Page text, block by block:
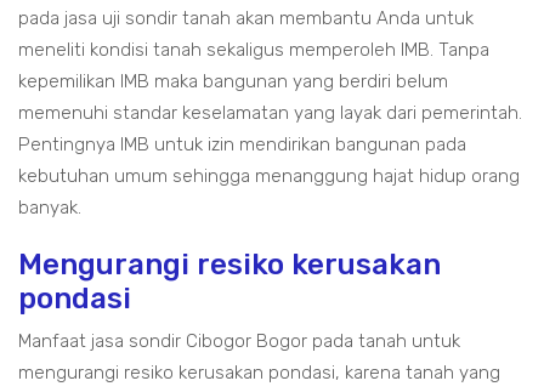
pada jasa uji sondir tanah akan membantu Anda untuk
meneliti kondisi tanah sekaligus memperoleh IMB. Tanpa
kepemilikan IMB maka bangunan yang berdiri belum
memenuhi standar keselamatan yang layak dari pemerintah.
Pentingnya IMB untuk izin mendirikan bangunan pada
kebutuhan umum sehingga menanggung hajat hidup orang
banyak.
Mengurangi resiko kerusakan
pondasi
Manfaat jasa sondir Cibogor Bogor pada tanah untuk
mengurangi resiko kerusakan pondasi, karena tanah yang